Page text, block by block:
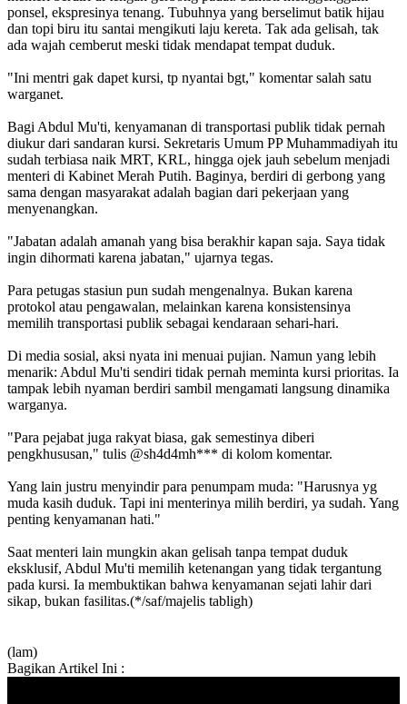
ponsel, ekspresinya tenang. Tubuhnya yang berselimut batik hijau
dan topi biru itu santai mengikuti laju kereta. Tak ada gelisah, tak
ada wajah cemberut meski tidak mendapat tempat duduk.
"Ini mentri gak dapet kursi, tp nyantai bgt," komentar salah satu
warganet.
Bagi Abdul Mu'ti, kenyamanan di transportasi publik tidak pernah
diukur dari sandaran kursi. Sekretaris Umum PP Muhammadiyah itu
sudah terbiasa naik MRT, KRL, hingga ojek jauh sebelum menjadi
menteri di Kabinet Merah Putih. Baginya, berdiri di gerbong yang
sama dengan masyarakat adalah bagian dari pekerjaan yang
menyenangkan.
"Jabatan adalah amanah yang bisa berakhir kapan saja. Saya tidak
ingin dihormati karena jabatan," ujarnya tegas.
Para petugas stasiun pun sudah mengenalnya. Bukan karena
protokol atau pengawalan, melainkan karena konsistensinya
memilih transportasi publik sebagai kendaraan sehari-hari.
Di media sosial, aksi nyata ini menuai pujian. Namun yang lebih
menarik: Abdul Mu'ti sendiri tidak pernah meminta kursi prioritas. Ia
tampak lebih nyaman berdiri sambil mengamati langsung dinamika
warganya.
"Para pejabat juga rakyat biasa, gak semestinya diberi
pengkhususan," tulis @sh4d4mh*** di kolom komentar.
Yang lain justru menyindir para penumpam muda: "Harusnya yg
muda kasih duduk. Tapi ini menterinya milih berdiri, ya sudah. Yang
penting kenyamanan hati."
Saat menteri lain mungkin akan gelisah tanpa tempat duduk
eksklusif, Abdul Mu'ti memilih ketenangan yang tidak tergantung
pada kursi. Ia membuktikan bahwa kenyamanan sejati lahir dari
sikap, bukan fasilitas.(*/saf/majelis tabligh)
(lam)
Bagikan Artikel Ini :